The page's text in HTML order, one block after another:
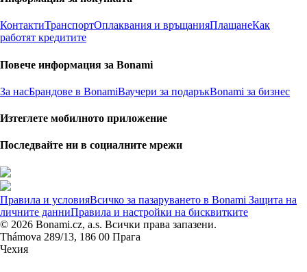
КонтактиТранспортОплаквания и връщанияПлащанеКак
работят кредитите
Повече информация за Bonami
За насБрандове в BonamiВаучери за подаръкBonami за бизнес
Изтеглете мобилното приложение
Последвайте ни в социалните мрежи
Правила и условияВсичко за пазаруването в Bonami Защита на
личните данниПравила и настройки на бисквитките
© 2026 Bonami.cz, a.s. Всички права запазени.
Thámova 289/13, 186 00 Прага
Чехия